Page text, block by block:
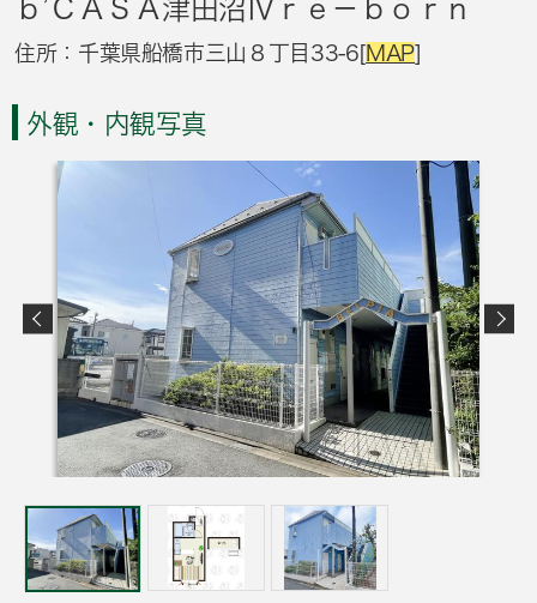
ｂ’ＣＡＳＡ津田沼Ⅳｒｅ－ｂｏｒｎ
住所：千葉県船橋市三山８丁目33-6[MAP]
外観・内観写真